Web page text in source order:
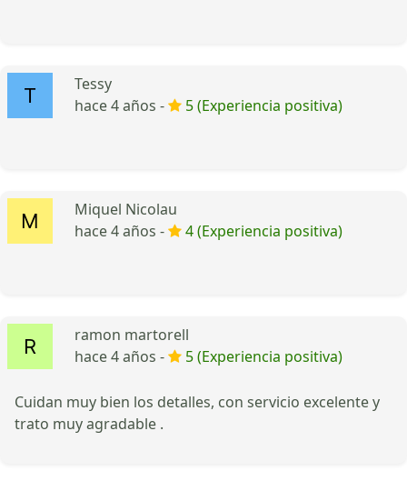
Tessy
hace 4 años -
5 (Experiencia positiva)
Miquel Nicolau
hace 4 años -
4 (Experiencia positiva)
ramon martorell
hace 4 años -
5 (Experiencia positiva)
Cuidan muy bien los detalles, con servicio excelente y
trato muy agradable .